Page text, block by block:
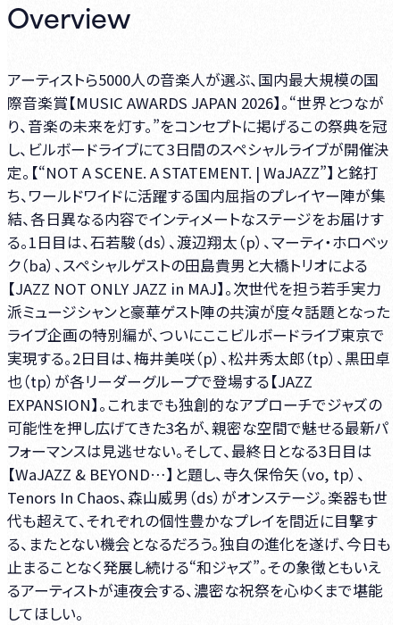
Overview
アーティストら5000人の音楽人が選ぶ、国内最大規模の国
際音楽賞【MUSIC AWARDS JAPAN 2026】。“世界とつなが
り、音楽の未来を灯す。”をコンセプトに掲げるこの祭典を冠
し、ビルボードライブにて3日間のスペシャルライブが開催決
定。【“NOT A SCENE. A STATEMENT. | WaJAZZ”】と銘打
ち、ワールドワイドに活躍する国内屈指のプレイヤー陣が集
結、各日異なる内容でインティメートなステージをお届けす
る。1日目は、石若駿（ds）、渡辺翔太（p）、マーティ・ホロベッ
ク（ba）、スペシャルゲストの田島貴男と大橋トリオによる
【JAZZ NOT ONLY JAZZ in MAJ】。次世代を担う若手実力
派ミュージシャンと豪華ゲスト陣の共演が度々話題となった
ライブ企画の特別編が、ついにここビルボードライブ東京で
実現する。2日目は、梅井美咲（p）、松井秀太郎（tp）、黒田卓
也（tp）が各リーダーグループで登場する【JAZZ
EXPANSION】。これまでも独創的なアプローチでジャズの
可能性を押し広げてきた3名が、親密な空間で魅せる最新パ
フォーマンスは見逃せない。そして、最終日となる3日目は
【WaJAZZ & BEYOND…】と題し、寺久保伶矢（vo, tp）、
Tenors In Chaos、森山威男（ds）がオンステージ。楽器も世
代も超えて、それぞれの個性豊かなプレイを間近に目撃す
る、またとない機会となるだろう。独自の進化を遂げ、今日も
止まることなく発展し続ける“和ジャズ”。その象徴ともいえ
るアーティストが連夜会する、濃密な祝祭を心ゆくまで堪能
してほしい。